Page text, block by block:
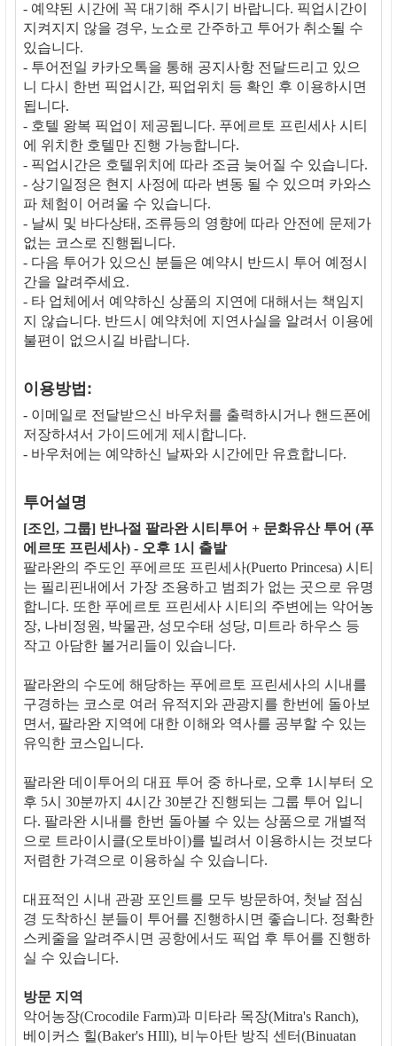
- 예약된 시간에 꼭 대기해 주시기 바랍니다. 픽업시간이
지켜지지 않을 경우, 노쇼로 간주하고 투어가 취소될 수
있습니다.
- 투어전일 카카오톡을 통해 공지사항 전달드리고 있으
니 다시 한번 픽업시간, 픽업위치 등 확인 후 이용하시면
됩니다.
- 호텔 왕복 픽업이 제공됩니다. 푸에르토 프린세사 시티
에 위치한 호텔만 진행 가능합니다.
- 픽업시간은 호텔위치에 따라 조금 늦어질 수 있습니다.
- 상기일정은 현지 사정에 따라 변동 될 수 있으며 카와스
파 체험이 어려울 수 있습니다.
- 날씨 및 바다상태, 조류등의 영향에 따라 안전에 문제가
없는 코스로 진행됩니다.
- 다음 투어가 있으신 분들은 예약시 반드시 투어 예정시
간을 알려주세요.
- 타 업체에서 예약하신 상품의 지연에 대해서는 책임지
지 않습니다. 반드시 예약처에 지연사실을 알려서 이용에
불편이 없으시길 바랍니다.
이용방법:
- 이메일로 전달받으신 바우처를 출력하시거나 핸드폰에
저장하셔서 가이드에게 제시합니다.
- 바우처에는 예약하신 날짜와 시간에만 유효합니다.
투어설명
[조인, 그룹] 반나절 팔라완 시티투어 + 문화유산 투어 (푸
에르또 프린세사) - 오후 1시 출발
팔라완의 주도인 푸에르또 프린세사(Puerto Princesa) 시티
는 필리핀내에서 가장 조용하고 범죄가 없는 곳으로 유명
합니다. 또한 푸에르토 프린세사 시티의 주변에는 악어농
장, 나비정원, 박물관, 성모수태 성당, 미트라 하우스 등
작고 아담한 볼거리들이 있습니다.
팔라완의 수도에 해당하는 푸에르토 프린세사의 시내를
구경하는 코스로 여러 유적지와 관광지를 한번에 돌아보
면서, 팔라완 지역에 대한 이해와 역사를 공부할 수 있는
유익한 코스입니다.
팔라완 데이투어의 대표 투어 중 하나로, 오후 1시부터 오
후 5시 30분까지 4시간 30분간 진행되는 그룹 투어 입니
다. 팔라완 시내를 한번 돌아볼 수 있는 상품으로 개별적
으로 트라이시클(오토바이)를 빌려서 이용하시는 것보다
저렴한 가격으로 이용하실 수 있습니다.
대표적인 시내 관광 포인트를 모두 방문하여, 첫날 점심
경 도착하신 분들이 투어를 진행하시면 좋습니다. 정확한
스케줄을 알려주시면 공항에서도 픽업 후 투어를 진행하
실 수 있습니다.
방문 지역
악어농장(Crocodile Farm)과 미타라 목장(Mitra's Ranch),
베이커스 힐(Baker's HIll), 비누아탄 방직 센터(Binuatan